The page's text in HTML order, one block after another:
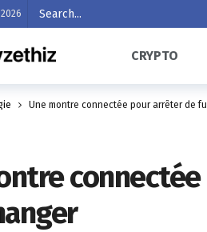
CRYPTO
Une montre connectée pour arrêter de